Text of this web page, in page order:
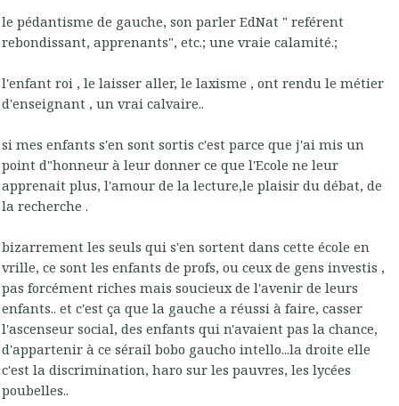
le pédantisme de gauche, son parler EdNat " reférent
rebondissant, apprenants", etc.; une vraie calamité.;
l'enfant roi , le laisser aller, le laxisme , ont rendu le métier
d'enseignant , un vrai calvaire..
si mes enfants s'en sont sortis c'est parce que j'ai mis un
point d"honneur à leur donner ce que l'Ecole ne leur
apprenait plus, l'amour de la lecture,le plaisir du débat, de
la recherche .
bizarrement les seuls qui s'en sortent dans cette école en
vrille, ce sont les enfants de profs, ou ceux de gens investis ,
pas forcément riches mais soucieux de l'avenir de leurs
enfants.. et c'est ça que la gauche a réussi à faire, casser
l'ascenseur social, des enfants qui n'avaient pas la chance,
d'appartenir à ce sérail bobo gaucho intello...la droite elle
c'est la discrimination, haro sur les pauvres, les lycées
poubelles..